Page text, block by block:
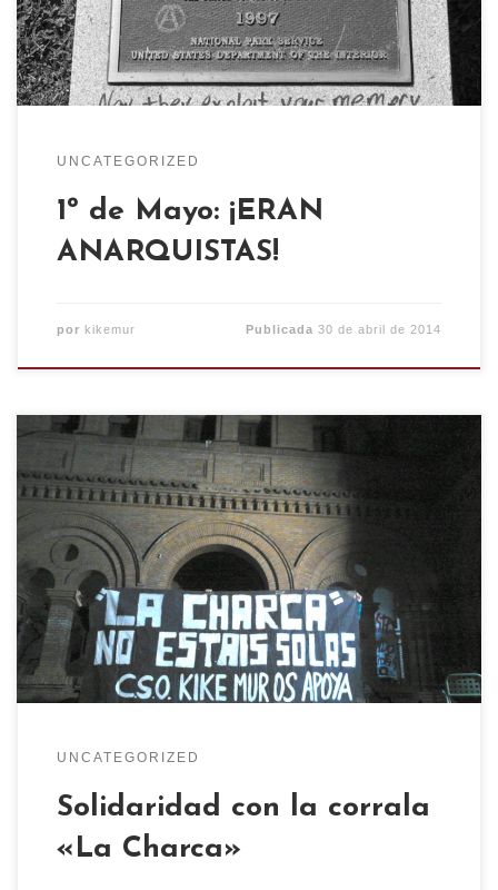
anarquismo ha sido, en toda época y lugar,
difamado […]
UNCATEGORIZED
1º de Mayo: ¡ERAN
ANARQUISTAS!
por kikemur Publicada30 de abril de 2014
El pasado Jueves 24 de Abril fue desalojada la
corrala «La Charca» en el barrio de Carabanchel,
Madrid. En ella habitaban mas de 50 personas
desde su okupación el 29 de Marzo de 2013. 50
personas que demandaban una vivienda digna y
que por ello decidieron entrar en un edificio […]
UNCATEGORIZED
Solidaridad con la corrala
«La Charca»